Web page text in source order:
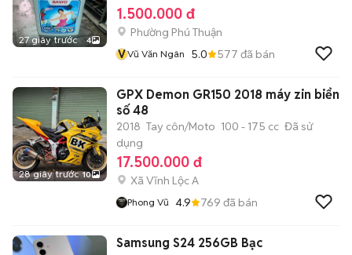
27 giây trước 4
1.500.000 đ
Phường Phú Thuận
VVũ Văn Ngân 5.0 577 đã bán
28 giây trước 10
GPX Demon GR150 2018 máy zin biển
số 48
2018 Tay côn/Moto 100 - 175 cc Đã sử
dụng
17.500.000 đ
Xã Vĩnh Lộc A
Phong Vũ 4.9 769 đã bán
Samsung S24 256GB Bạc